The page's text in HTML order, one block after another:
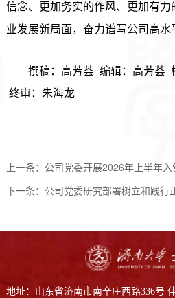
信念、更加务实的作风、更加有
业发展新局面，奋力谱写公司高水
撰稿：高芳荟 编辑：高芳荟
终审：朱海龙
上一条： 公司党委开展2026年上半年
下一条： 公司党委研究部署树立和践行
地址：山东省济南市南辛庄西路336号